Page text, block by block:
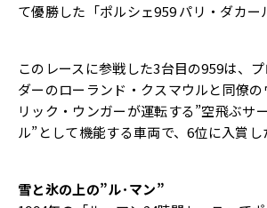
て優勝した「ポルシェ959 パリ・ダカー
このレースに参戦した3台目の959は、
ダーのローランド・クスマウルと同僚
リック・ウンガーが運転する”空飛ぶサ
ル”として機能する車両で、6位に入賞し
雪と氷の上の”ル･マン”